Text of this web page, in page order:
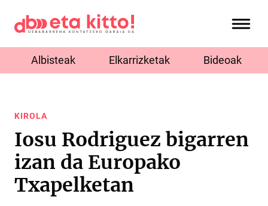
Albisteak Elkarrizketak Bideoak
KIROLA
Iosu Rodriguez bigarren
izan da Europako
Txapelketan